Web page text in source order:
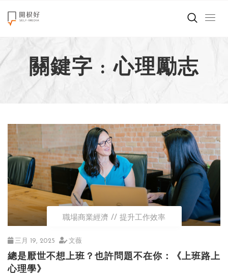
來點正能量
世界在想什麼
創造美好生活
職場商業經濟
影片專區
關於我們
關鍵字 : 心理勵志
職場商業經濟 提升工作效率
三月 19, 2025 文薇
總是厭世不想上班？也許問題不在你：《上班路上
心理學》